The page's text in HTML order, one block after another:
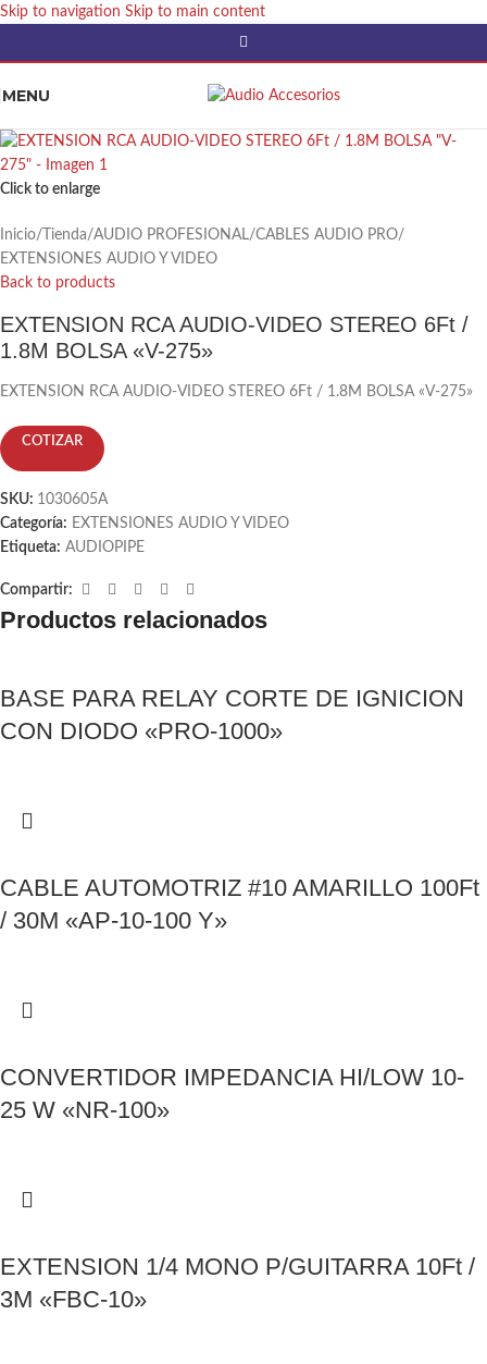
Skip to navigation Skip to main content
MENU
Click to enlarge
Inicio/ Tienda/AUDIO PROFESIONAL/CABLES AUDIO PRO/
EXTENSIONES AUDIO Y VIDEO
Back to products
EXTENSION RCA AUDIO-VIDEO STEREO 6Ft /
1.8M BOLSA «V-275»
EXTENSION RCA AUDIO-VIDEO STEREO 6Ft / 1.8M BOLSA «V-275»
COTIZAR
SKU: 1030605A
Categoría: EXTENSIONES AUDIO Y VIDEO
Etiqueta: AUDIOPIPE
Compartir:
Productos relacionados
BASE PARA RELAY CORTE DE IGNICION
CON DIODO «PRO-1000»
CABLE AUTOMOTRIZ #10 AMARILLO 100Ft
/ 30M «AP-10-100 Y»
CONVERTIDOR IMPEDANCIA HI/LOW 10-
25 W «NR-100»
EXTENSION 1/4 MONO P/GUITARRA 10Ft /
3M «FBC-10»